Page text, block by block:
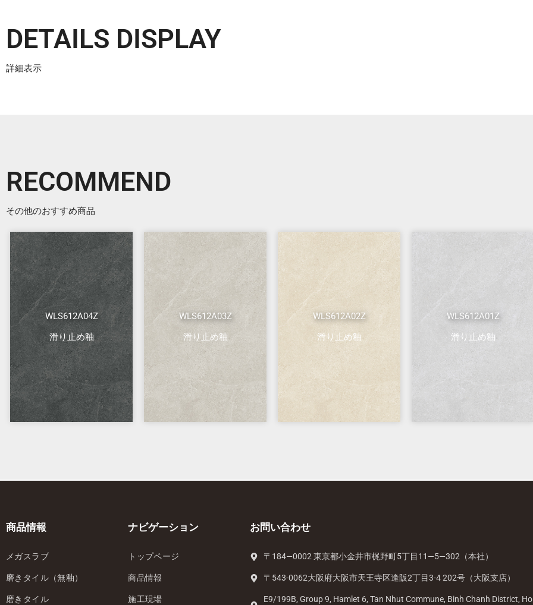
DETAILS DISPLAY
詳細表示
RECOMMEND
その他のおすすめ商品
WLS612A04Z
滑り止め釉
WLS612A03Z
滑り止め釉
WLS612A02Z
滑り止め釉
WLS612A01Z
滑り止め釉
商品情報
メガスラブ
磨きタイル（無釉）
磨きタイル
ナビゲーション
トップページ
商品情報
施工現場
お問い合わせ
〒184—0002 東京都小金井市梶野町5丁目11—5—302（本社）
〒543-0062大阪府大阪市天王寺区逢阪2丁目3-4 202号（大阪支店）
E9/199B, Group 9, Hamlet 6, Tan Nhut Commune, Binh Chanh District,